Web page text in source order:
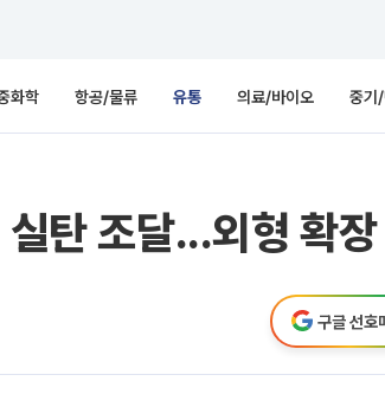
화학 항공/물류 유통 의료/바이오 중기/
탄 조달...외형 확
구글 선호